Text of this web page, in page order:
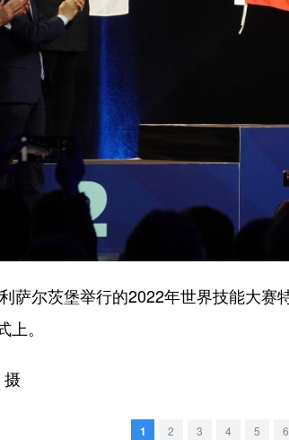
尔茨堡举行的2022年世界技能大赛
。
1 2 3 4 5 6